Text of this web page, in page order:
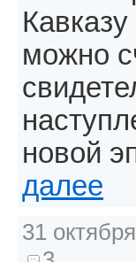
Кавказу
можно
новой
далее
31